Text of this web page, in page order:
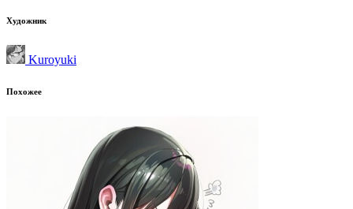
Художник
Kuroyuki
Похожее